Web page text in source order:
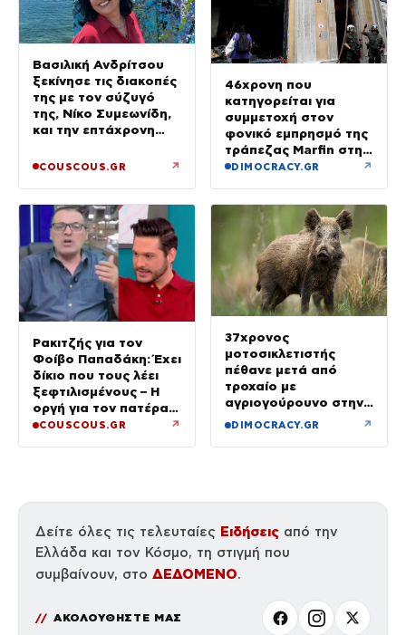
Βασιλική Ανδρίτσου
ξεκίνησε τις διακοπές
της με τον σύζυγό
της, Νίκο Συμεωνίδη,
και την επτάχρονη
COUSCOUS.GR ↗
46χρονη που
κατηγορείται για
συμμετοχή στον
φονικό εμπρησμό της
τράπεζας Marfin στην
Αθήνα
DIMOCRACY.GR ↗
Ρακιτζής για τον
Φοίβο Παπαδάκη: Έχει
δίκιο που τους λέει
ξεφτιλισμένους – Η
οργή για τον πατέρα
του
COUSCOUS.GR ↗
37χρονος
μοτοσικλετιστής
πέθανε μετά από
τροχαίο με
αγριογούρουνο στην
Εύβοια
DIMOCRACY.GR ↗
Δείτε όλες τις τελευταίες Ειδήσεις από την
Ελλάδα και τον Κόσμο, τη στιγμή που
συμβαίνουν, στο ΔΕΔΟΜΕΝΟ.
ΑΚΟΛΟΥΘΗΣΤΕ ΜΑΣ